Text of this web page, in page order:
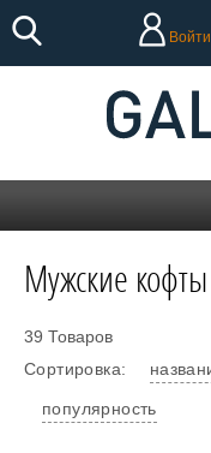
Войти
Мужские
Сортировка:
популярность
39 Товаров